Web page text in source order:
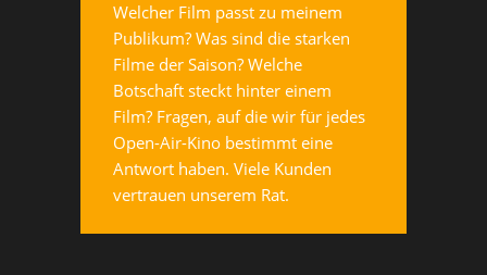
Welcher Film passt zu meinem
Publikum? Was sind die starken
Filme der Saison? Welche
Botschaft steckt hinter einem
Film? Fragen, auf die wir für jedes
Open-Air-Kino bestimmt eine
Antwort haben. Viele Kunden
vertrauen unserem Rat.